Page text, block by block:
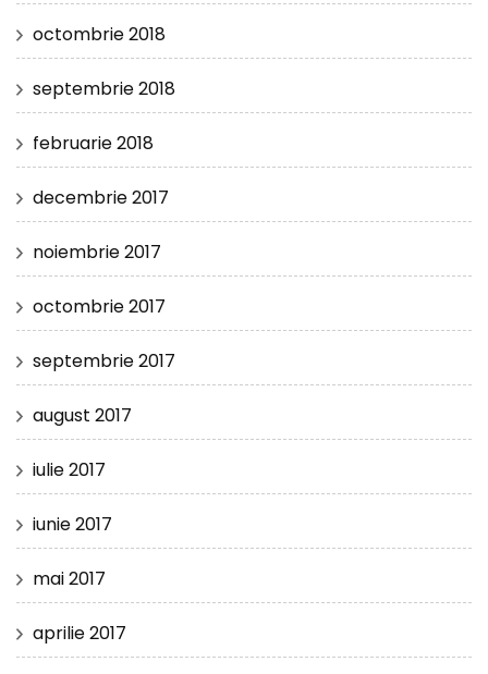
octombrie 2018
septembrie 2018
februarie 2018
decembrie 2017
noiembrie 2017
octombrie 2017
septembrie 2017
august 2017
iulie 2017
iunie 2017
mai 2017
aprilie 2017